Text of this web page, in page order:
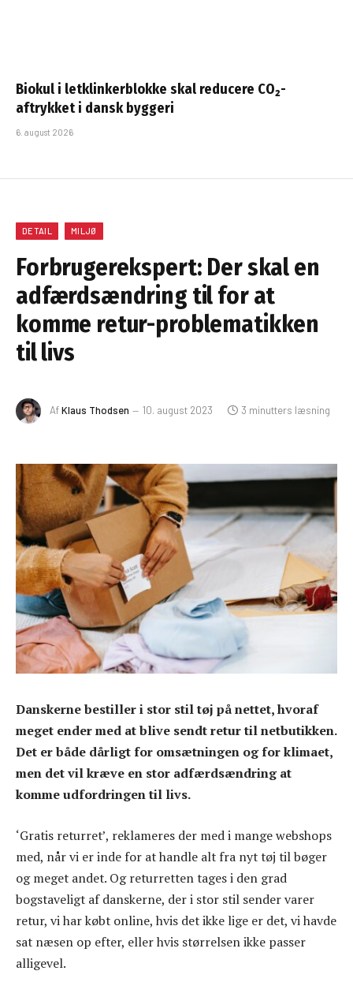
Biokul i letklinkerblokke skal reducere CO₂-
aftrykket i dansk byggeri
6. august 2026
DETAIL MILJØ
Forbrugerekspert: Der skal en
adfærdsændring til for at
komme retur-problematikken
til livs
AfKlaus Thodsen 10. august 2023 3 minutters læsning
Danskerne bestiller i stor stil tøj på nettet, hvoraf
meget ender med at blive sendt retur til netbutikken.
Det er både dårligt for omsætningen og for klimaet,
men det vil kræve en stor adfærdsændring at
komme udfordringen til livs.
‘Gratis returret’, reklameres der med i mange webshops
med, når vi er inde for at handle alt fra nyt tøj til bøger
og meget andet. Og returretten tages i den grad
bogstaveligt af danskerne, der i stor stil sender varer
retur, vi har købt online, hvis det ikke lige er det, vi havde
sat næsen op efter, eller hvis størrelsen ikke passer
alligevel.